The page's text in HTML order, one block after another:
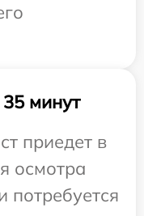
минут
приедет в
осмотра
потребуется